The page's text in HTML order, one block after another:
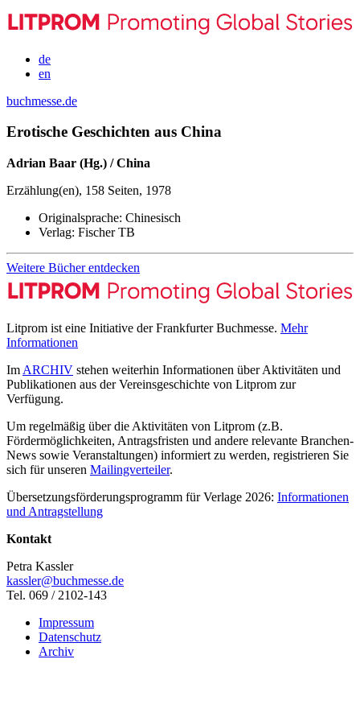
de
en
buchmesse.de
Erotische Geschichten aus China
Adrian Baar (Hg.) / China
Erzählung(en), 158 Seiten, 1978
Originalsprache: Chinesisch
Verlag: Fischer TB
Weitere Bücher entdecken
Litprom ist eine Initiative der Frankfurter Buchmesse. Mehr
Informationen
Im ARCHIV stehen weiterhin Informationen über Aktivitäten und
Publikationen aus der Vereinsgeschichte von Litprom zur
Verfügung.
Um regelmäßig über die Aktivitäten von Litprom (z.B.
Fördermöglichkeiten, Antragsfristen und andere relevante Branchen-
News sowie Veranstaltungen) informiert zu werden, registrieren Sie
sich für unseren Mailingverteiler.
Übersetzungsförderungsprogramm für Verlage 2026: Informationen
und Antragstellung
Kontakt
Petra Kassler
kassler@buchmesse.de
Tel. 069 / 2102-143
Impressum
Datenschutz
Archiv